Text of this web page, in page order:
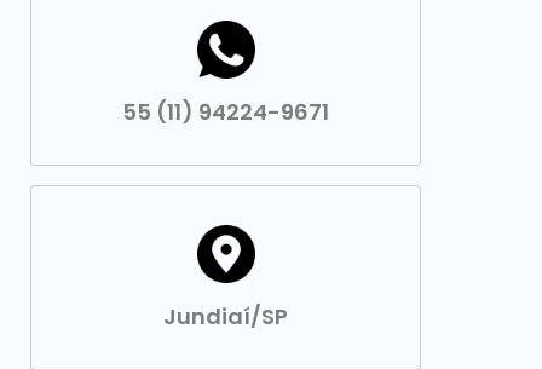
55 (11) 94224-9671
Jundiaí/SP